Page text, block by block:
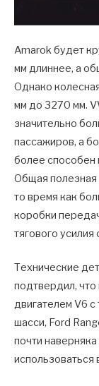
Amarok будет
мм длиннее, а
Однако
мм до 3270 мм.
значительно
пассажиров, а
более
Общая полезная
то время как
коробки
тягового усилия
Технические
подтвердил,
двигателем V6
шасси, Ford
почти
использоваться